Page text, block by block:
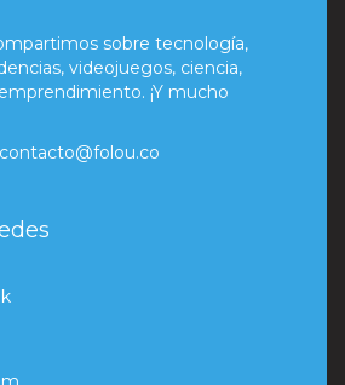
sobre tecnología,
videojuegos, ciencia,
¡Y mucho
contacto@folou.co